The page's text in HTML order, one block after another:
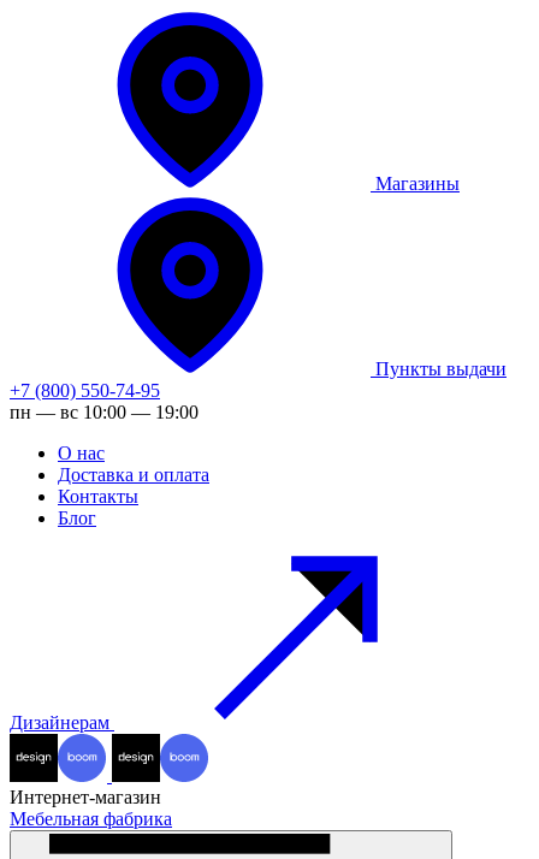
Магазины
Пункты выдачи
+7 (800) 550-74-95
пн — вс 10:00 — 19:00
О нас
Доставка и оплата
Контакты
Блог
Дизайнерам
Интернет-магазин
Мебельная фабрика